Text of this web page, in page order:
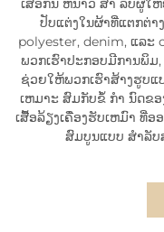
ເສື້ອກັນ ຫນາວ ສໍາ ລັບຜູ້ໃຫ
ປັບແຕ່ງໃນຜ້າທີ່ແຕກຕ່າ
polyester, denim, ແລະ
ພວກເຮົາປະກອບມີການພິມ
ຊ່ວຍໃຫ້ພວກເຮົາສ້າງຮູບແ
ເຫມາະ ສົມກັບຂໍ້ ກໍາ ນົດຂ
ເສື້ອລ້ຽງເຄື່ອງຮັບເຫມົາ ທີ່
ສົມບູນແບບ ສໍາລັບ